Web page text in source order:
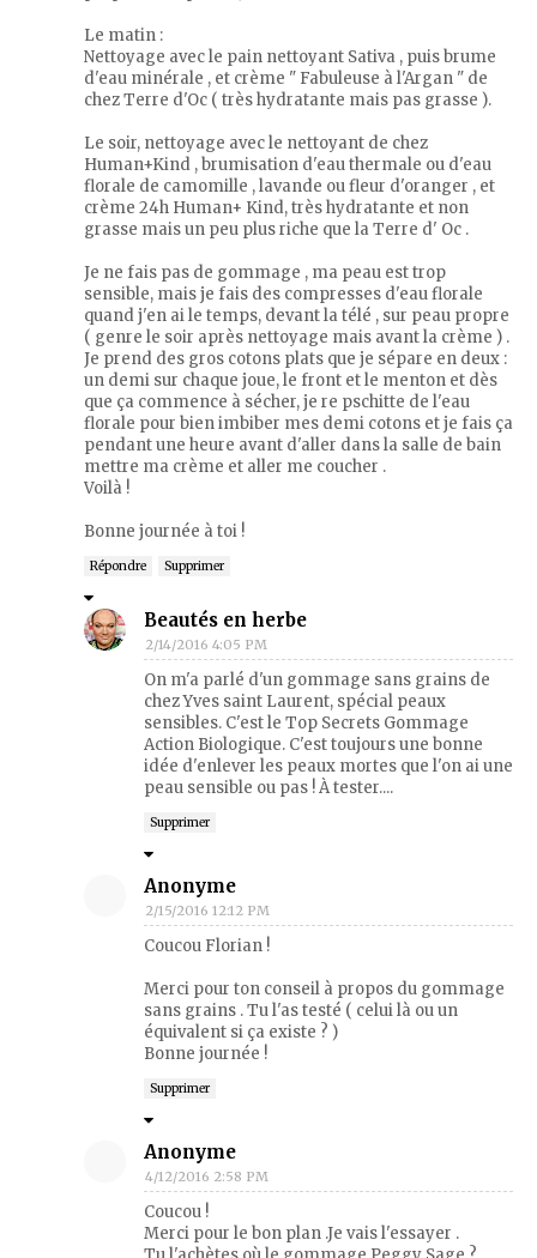
Le matin :
Nettoyage avec le pain nettoyant Sativa , puis brume
d'eau minérale , et crème " Fabuleuse à l'Argan " de
chez Terre d'Oc ( très hydratante mais pas grasse ).
Le soir, nettoyage avec le nettoyant de chez
Human+Kind , brumisation d'eau thermale ou d'eau
florale de camomille , lavande ou fleur d'oranger , et
crème 24h Human+ Kind, très hydratante et non
grasse mais un peu plus riche que la Terre d' Oc .
Je ne fais pas de gommage , ma peau est trop
sensible, mais je fais des compresses d'eau florale
quand j'en ai le temps, devant la télé , sur peau propre
( genre le soir après nettoyage mais avant la crème ) .
Je prend des gros cotons plats que je sépare en deux :
un demi sur chaque joue, le front et le menton et dès
que ça commence à sécher, je re pschitte de l'eau
florale pour bien imbiber mes demi cotons et je fais ça
pendant une heure avant d'aller dans la salle de bain
mettre ma crème et aller me coucher .
Voilà !
Bonne journée à toi !
Répondre Supprimer
Beautés en herbe
2/14/2016 4:05 PM
On m'a parlé d'un gommage sans grains de
chez Yves saint Laurent, spécial peaux
sensibles. C'est le Top Secrets Gommage
Action Biologique. C'est toujours une bonne
idée d'enlever les peaux mortes que l'on ai une
peau sensible ou pas ! À tester....
Supprimer
Anonyme
2/15/2016 12:12 PM
Coucou Florian !
Merci pour ton conseil à propos du gommage
sans grains . Tu l'as testé ( celui là ou un
équivalent si ça existe ? )
Bonne journée !
Supprimer
Anonyme
4/12/2016 2:58 PM
Coucou !
Merci pour le bon plan .Je vais l'essayer .